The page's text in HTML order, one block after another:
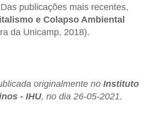
publicações mais recentes,
e Colapso Ambiental
da Unicamp, 2018).
originalmente no Instituto
- IHU, no dia 26-05-2021.